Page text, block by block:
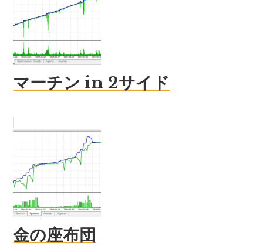
マーチン in 2サイド
金の座布団